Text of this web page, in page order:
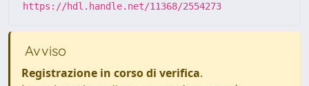
https://hdl.handle.net/11368/2554273
Avviso
Registrazione in corso di verifica.